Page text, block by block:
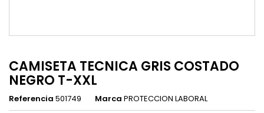
CAMISETA TECNICA GRIS COSTADO
NEGRO T-XXL
Referencia 501749 Marca PROTECCION LABORAL